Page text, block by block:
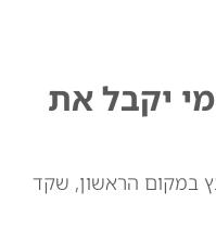
יקבל את
במקום הראשון, שקד